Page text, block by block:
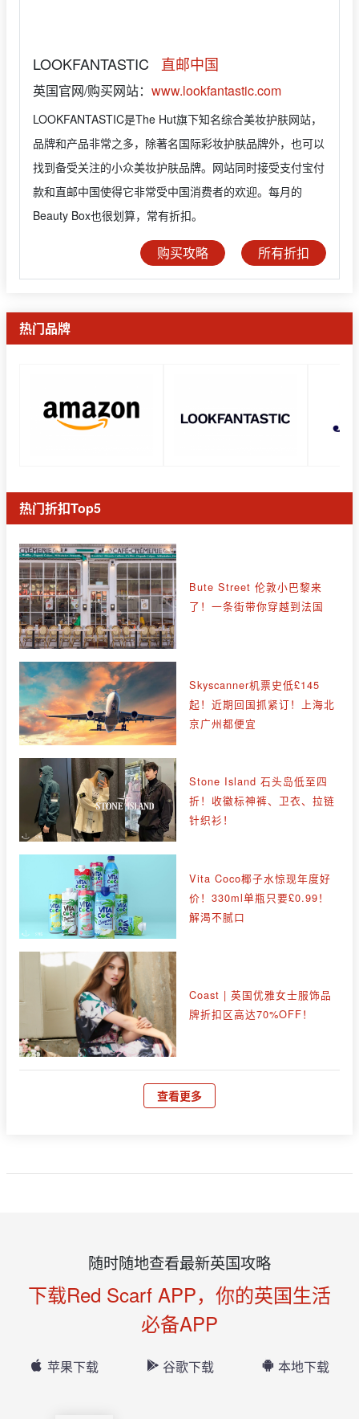
LOOKFANTASTIC 直邮中国
英国官网/购买网站： www.lookfantastic.com
LOOKFANTASTIC是The Hut旗下知名综合美妆护肤网站，
品牌和产品非常之多，除著名国际彩妆护肤品牌外，也可以
找到备受关注的小众美妆护肤品牌。网站同时接受支付宝付
款和直邮中国使得它非常受中国消费者的欢迎。每月的
Beauty Box也很划算，常有折扣。
购买攻略 所有折扣
热门品牌
热门折扣Top5
Bute Street 伦敦小巴黎来
了！一条街带你穿越到法国
Skyscanner机票史低£145
起！近期回国抓紧订！上海北
京广州都便宜
Stone Island 石头岛低至四
折！收徽标神裤、卫衣、拉链
针织衫！
Vita Coco椰子水惊现年度好
价！330ml单瓶只要£0.99！
解渴不腻口
Coast | 英国优雅女士服饰品
牌折扣区高达70%OFF！
查看更多
随时随地查看最新英国攻略
下载Red Scarf APP，你的英国生活
必备APP
苹果下载 谷歌下载 本地下载